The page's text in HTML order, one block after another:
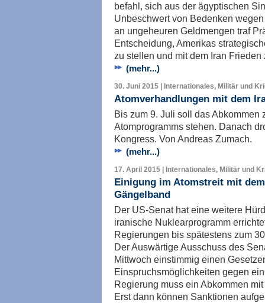
befahl, sich aus der ägyptischen
Unbeschwert von Bedenken
an ungeheuren Geldmengen traf
Entscheidung, Amerikas
zu stellen und mit dem Iran
(mehr...)
30. Juni 2015 | Internationales, Militär und
Atomverhandlungen mit dem
Bis zum 9. Juli soll das Abkommen
Atomprogramms stehen. Danach
Kongress. Von Andreas Zumach.
(mehr...)
17. April 2015 | Internationales, Militär und
Einigung im Atomstreit mit
Gängelband
Der US-Senat hat eine weitere
iranische Nuklearprogramm
Regierungen bis spätestens zum
Der Auswärtige Ausschuss des
Mittwoch einstimmig einen
Einspruchsmöglichkeiten gegen
Regierung muss ein Abkommen
Erst dann können Sanktionen